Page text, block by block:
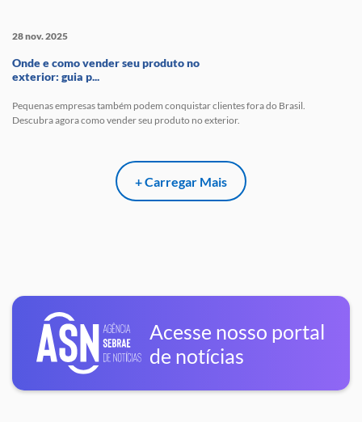
28 nov. 2025
Onde e como vender seu produto no
exterior: guia p...
Pequenas empresas também podem conquistar clientes fora do Brasil.
Descubra agora como vender seu produto no exterior.
+ Carregar Mais
Acesse nosso portal
de notícias